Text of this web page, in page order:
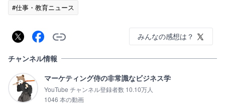
#仕事・教育ニュース
みんなの感想は？
チャンネル情報
マーケティング侍の非常識なビジネス学
YouTube チャンネル登録者数 10.10万人
1046 本の動画